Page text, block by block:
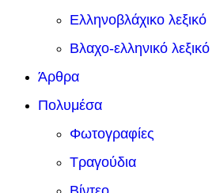
Ελληνοβλάχικο λεξικό
Βλαχο-ελληνικό λεξικό
Άρθρα
Πολυμέσα
Φωτογραφίες
Τραγούδια